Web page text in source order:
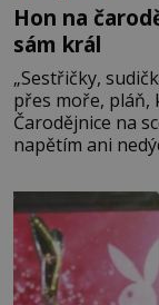
Hon na
sám král
„Sestřičky,
přes moře, pláň,
Čarodějnice na
napětím ani
Tragédii o
v roce 1603